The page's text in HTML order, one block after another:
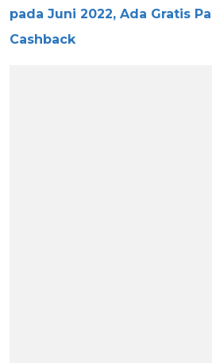
pada Juni 2022, Ada Gratis
Cashback